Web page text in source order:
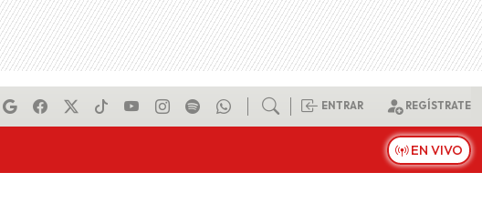
ENTRAR REGÍSTRATE
EN VIVO